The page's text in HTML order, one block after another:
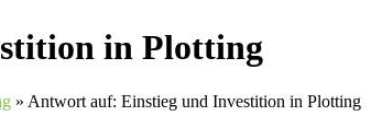
in Plotting
» Antwort auf: Einstieg und Investition in Plotting